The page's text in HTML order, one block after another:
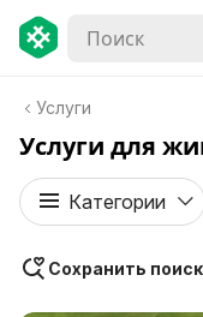
Услуги
Услуги для
Категории
Сохранить поиск